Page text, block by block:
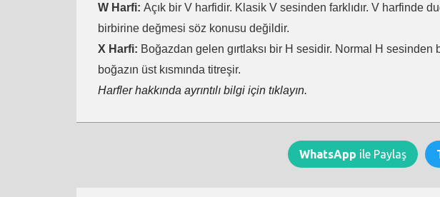
W Harfi: Açık bir V harfidir. Klasik V sesinden farklıdır. V harfinde
birbirine değmesi söz konusu değildir.
X Harfi: Boğazdan gelen gırtlaksı bir H sesidir. Normal H sesinden
boğazın üst kısmında titreşir.
Harfler hakkında ayrıntılı bilgi için tıklayın.
WhatsApp ile Paylaş